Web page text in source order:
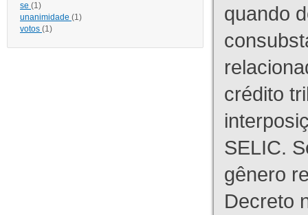
se (1)
unanimidade (1)
votos (1)
quando
crédito
SELIC.
gênero
Decreto